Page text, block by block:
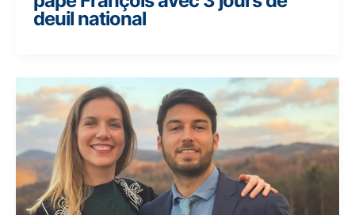
deuil national